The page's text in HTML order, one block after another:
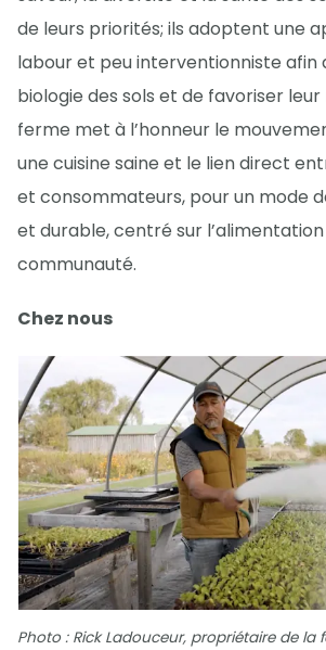
de leurs priorités; ils adoptent une
labour et peu interventionniste afin
biologie des sols et de favoriser leur
ferme met à l’honneur le
une cuisine saine et le lien direct
et consommateurs, pour un mode
et durable, centré sur
communauté.
Chez nous
Photo : Rick Ladouceur, propriétaire de la